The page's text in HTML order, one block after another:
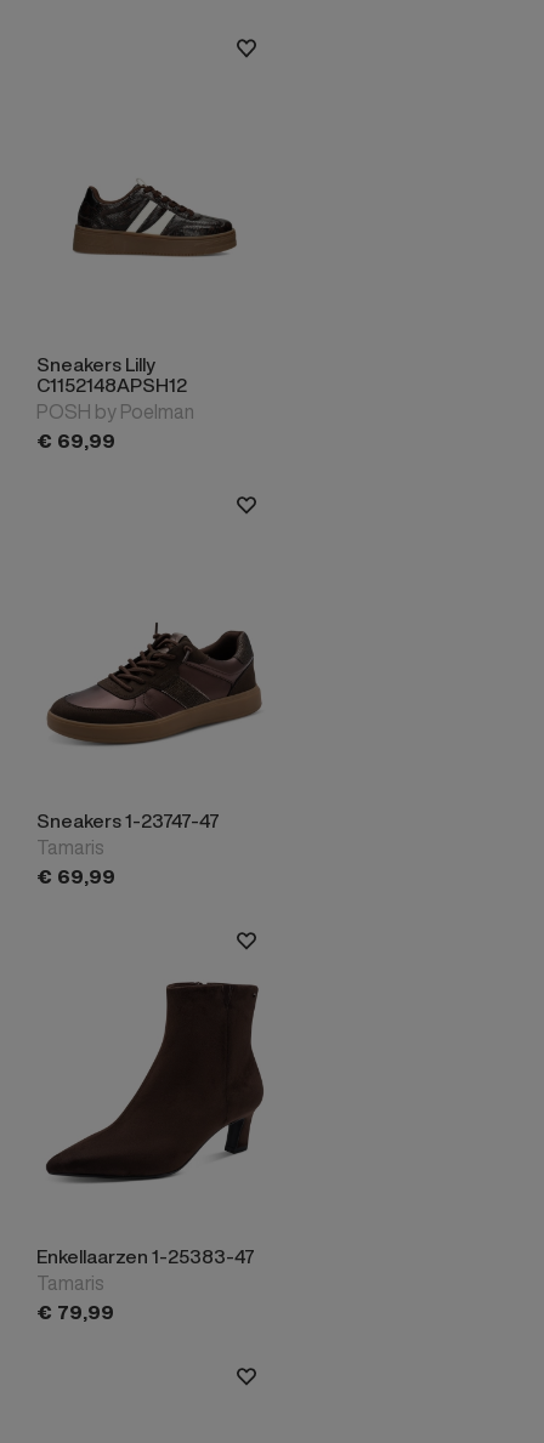
Sneakers Lilly
C1152148APSH12
POSH by Poelman
€ 69,99
Sneakers 1-23747-47
Tamaris
€ 69,99
Enkellaarzen 1-25383-47
Tamaris
€ 79,99